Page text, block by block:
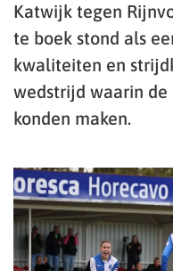
Katwijk tegen
te boek stond als
kwaliteiten en
wedstrijd waarin de
konden maken.